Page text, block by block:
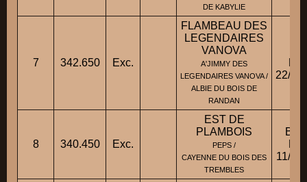
DE KABYLIE
7 342.650 Exc.
FLAMBEAU DES
LEGENDAIRES
VANOVA
A'JIMMY DES
LEGENDAIRES VANOVA /
ALBIE DU BOIS DE
RANDAN
22/
8 340.450 Exc.
EST DE
PLAMBOIS
PEPS /
CAYENNE DU BOIS DES
TREMBLES
11/